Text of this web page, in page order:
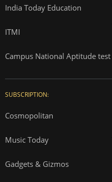
India Today Education
ITMI
Campus National Aptitude test
SUBSCRIPTION:
Cosmopolitan
Music Today
Gadgets & Gizmos